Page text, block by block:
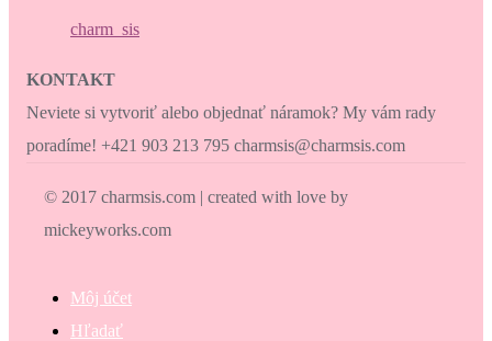
charm_sis
KONTAKT
Neviete si vytvoriť alebo objednať náramok? My vám rady
poradíme! +421 903 213 795 charmsis@charmsis.com
© 2017 charmsis.com | created with love by
mickeyworks.com
Môj účet
Hľadať